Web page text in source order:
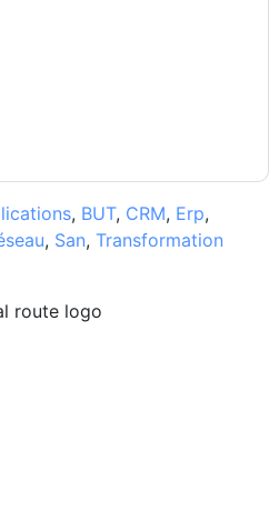
, BUT, CRM, Erp,
, San, Transformation